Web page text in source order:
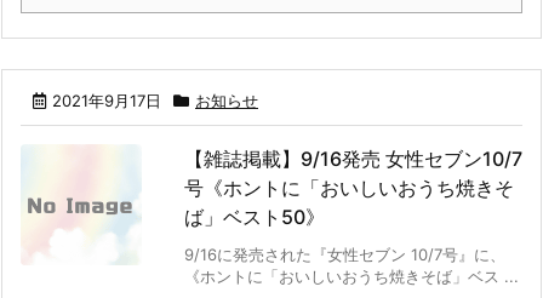
2021年9月17日 お知らせ
【雑誌掲載】9/16発売 女性セブン10/7
号《ホントに「おいしいおうち焼きそ
ば」ベスト50》
9/16に発売された『女性セブン 10/7号』に、
《ホントに「おいしいおうち焼きそば」ベス ...